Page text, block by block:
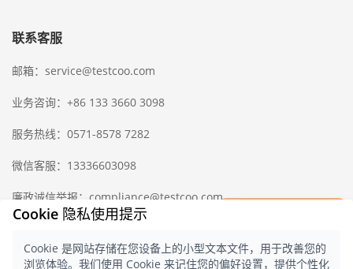
联系客服
邮箱：service@testcoo.com
业务咨询：+86 133 3660 3098
服务热线：0571-8578 7282
微信客服：13336603098
廉政诚信举报：compliance@testcoo.com ×
检验样版报告
中国出入境检验检疫协会 隐私协议
Cookie 隐私使用提示
Cookie 是网站存储在您设备上的小型文本文件，用于改善您的
浏览体验。我们使用 Cookie 来记住您的偏好设置，提供个性化